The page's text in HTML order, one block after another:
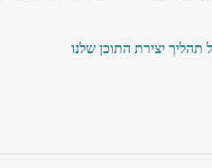
תהליך יצירת התוכן שלנו